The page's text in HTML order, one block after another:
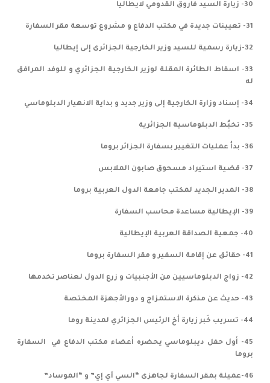
30- زيارة السيد فاروق القدومي لايطاليا
31- تعيينات جديدة في مكتب الدفاع و مشروع توسعة مقر السفارة
32-زيارة رسمية للسيد وزير الخارجية الجزائرى إلى إيطاليا
33- اسقاط الطائرة المقلة لوزير الخارجية الجزائري و للوفد المرافق
له
34- إسناد وزارة الخارجية إلى وزير جديد و بداية الانهيار الدبلوماسي
35- تخبُط الدبلوماسية الجزائرية
36- بدأ عمليات التغيير بسفارة الجزائر بروما
37- قضية استيراد مسحوق صابون الملابس
38- المدير الجديد لمكتب جامعة الدول العربية بروما
39- الإيطالية مساعدة محاسب السفارة
40- جمعية الصداقة العربية الإيطالية
41- حقائق عن إقامة السفير و مقر السفارة بروما
42- زواج الدبلوماسيين من الأجنبيات و زرع الدول لعناصر تخدمها
43- حديث عن مذكرة الاستمزاج و دورالأجهزة المختصة
44- تسريب خَبر زيارة أخ الرئيس الجزائري لمدينة روما
45- أول حفل ديبلوماسي يحضره أعضاء مكتب الدفاع في السفارة
بروما
46-عميلة بمقر السفارة لجاهزى “السي آي إي” و “الموساد”